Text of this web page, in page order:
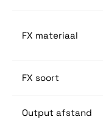
FX materiaal
FX soort
Output afstand